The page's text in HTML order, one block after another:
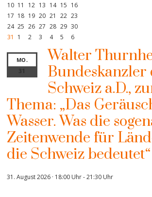
10 11 12 13 14 15 16
17 18 19 20 21 22 23
24 25 26 27 28 29 30
31
1 2 3 4 5 6
MO.
31
Walter
Bundeskanzler
Schweiz a.D.,
Thema: „Das
Wasser. Was die
Zeitenwende für
die Schweiz bedeutet“
31. August 2026 · 18:00 Uhr-21:30 Uhr